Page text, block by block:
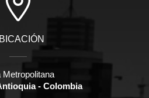
Metropolitana
- Colombia